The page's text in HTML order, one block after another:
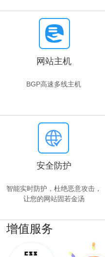
网站主机
BGP高速多线主机
安全防护
智能实时防护，杜绝恶意攻击，
让您的网站固若金汤
增值服务